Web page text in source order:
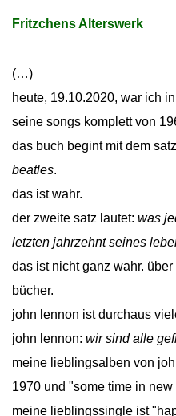
Fritzchens Alterswerk
(…)
heute, 19.10.2020, war ich
seine songs komplett von
das buch begint mit dem
beatles.
das ist wahr.
der zweite satz lautet: was
letzten jahrzehnt seines
das ist nicht ganz wahr.
bücher.
john lennon ist durchaus
john lennon: wir sind alle
meine lieblingsalben von
1970 und "some time in
meine lieblingssingle ist